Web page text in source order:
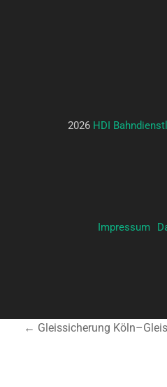
2026 HDI
Impressum
← Gleissicherung Köln–